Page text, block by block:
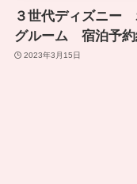
３世代ディズニー
グルーム 宿泊予
2023年3月15日